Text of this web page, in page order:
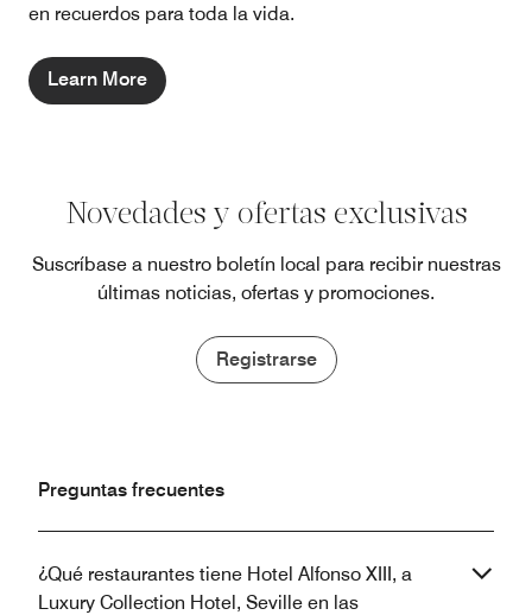
en recuerdos para toda la vida.
Learn More
Novedades y ofertas exclusivas
Suscríbase a nuestro boletín local para recibir nuestras
últimas noticias, ofertas y promociones.
Registrarse
Preguntas frecuentes
¿Qué restaurantes tiene Hotel Alfonso XIII, a
Luxury Collection Hotel, Seville en las